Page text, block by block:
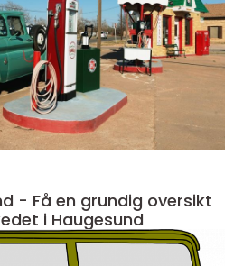
- Få en grundig oversikt
i Haugesund